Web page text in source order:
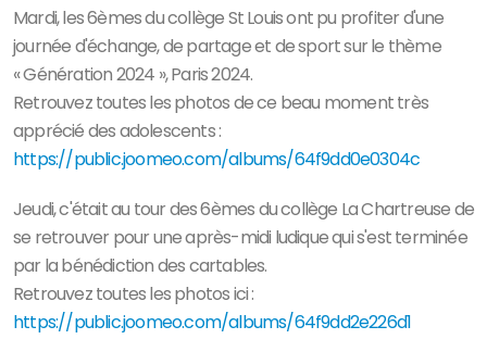
Mardi, les 6èmes du collège St Louis ont pu profiter d'une
journée d'échange, de partage et de sport sur le thème
« Génération 2024 », Paris 2024.
Retrouvez toutes les photos de ce beau moment très
apprécié des adolescents :
https://public.joomeo.com/albums/64f9dd0e0304c
Jeudi, c'était au tour des 6èmes du collège La Chartreuse de
se retrouver pour une après-midi ludique qui s'est terminée
par la bénédiction des cartables.
Retrouvez toutes les photos ici :
https://public.joomeo.com/albums/64f9dd2e226d1